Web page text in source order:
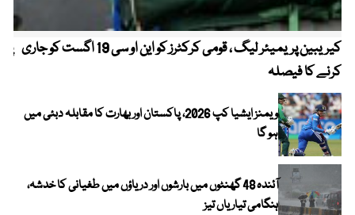
کیریبین پریمیئر لیگ ، قومی کرکٹرز کو این او سی 19 اگست کو جاری
کرنے کا فیصلہ
ویمنز ایشیا کپ 2026، پاکستان اور بھارت کا مقابلہ دبئی میں
ہو گا
آئندہ 48 گھنٹوں میں بارشوں اور دریاؤں میں طغیانی کا خدشہ،
ہنگامی تیاریاں تیز